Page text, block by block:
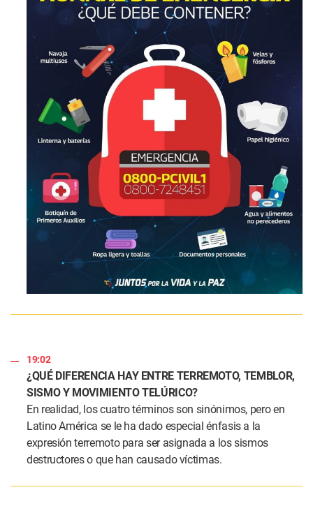
19:02
¿QUÉ DIFERENCIA HAY ENTRE TERREMOTO, TEMBLOR,
SISMO Y MOVIMIENTO TELÚRICO?
En realidad, los cuatro términos son sinónimos, pero en
Latino América se le ha dado especial énfasis a la
expresión terremoto para ser asignada a los sismos
destructores o que han causado víctimas.